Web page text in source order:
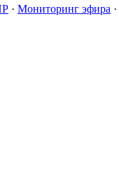
· Мониторинг эфира ·